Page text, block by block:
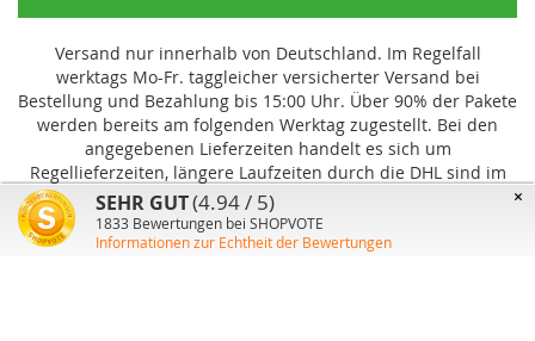
Versand nur innerhalb von Deutschland. Im Regelfall
werktags Mo-Fr. taggleicher versicherter Versand bei
Bestellung und Bezahlung bis 15:00 Uhr. Über 90% der Pakete
werden bereits am folgenden Werktag zugestellt. Bei den
angegebenen Lieferzeiten handelt es sich um
Regellieferzeiten, längere Laufzeiten durch die DHL sind im
Einzelfall möglich und können von uns nicht beeinflusst
werden.
×
SEHR GUT(4.94 / 5)
1833 Bewertungen bei SHOPVOTE
Informationen zur Echtheit der Bewertungen